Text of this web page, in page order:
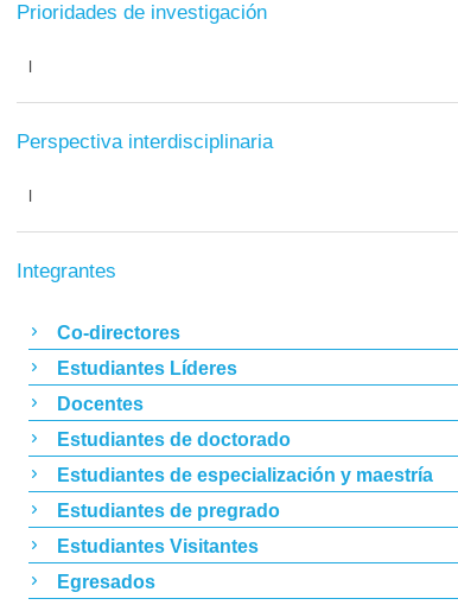
Prioridades de investigación
l
Perspectiva interdisciplinaria
l
Integrantes
Co-directores
Estudiantes Líderes
Docentes
Estudiantes de doctorado
Estudiantes de especialización y maestría
Estudiantes de pregrado
Estudiantes Visitantes
Egresados